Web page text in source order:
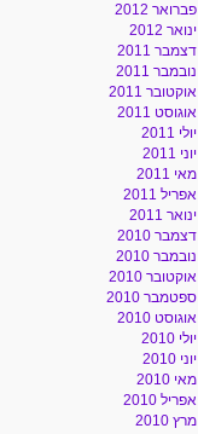
פברואר 2012
ינואר 2012
דצמבר 2011
נובמבר 2011
אוקטובר 2011
אוגוסט 2011
יולי 2011
יוני 2011
מאי 2011
אפריל 2011
ינואר 2011
דצמבר 2010
נובמבר 2010
אוקטובר 2010
ספטמבר 2010
אוגוסט 2010
יולי 2010
יוני 2010
מאי 2010
אפריל 2010
מרץ 2010